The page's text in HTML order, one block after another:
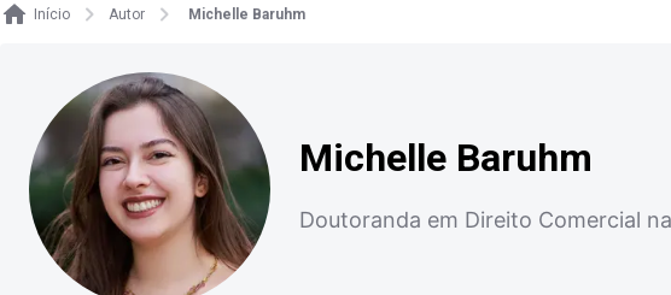
Início Autor Michelle Baruhm
Michelle Baruhm
Doutoranda em Direito Comercial